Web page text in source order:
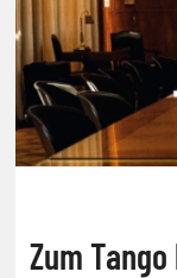
Zum